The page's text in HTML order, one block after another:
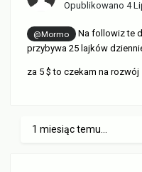
Opublikowano 4
@Mormo
Na followiz te
przybywa 25 lajków
za 5 $ to czekam na rozwój
1 miesiąc temu...